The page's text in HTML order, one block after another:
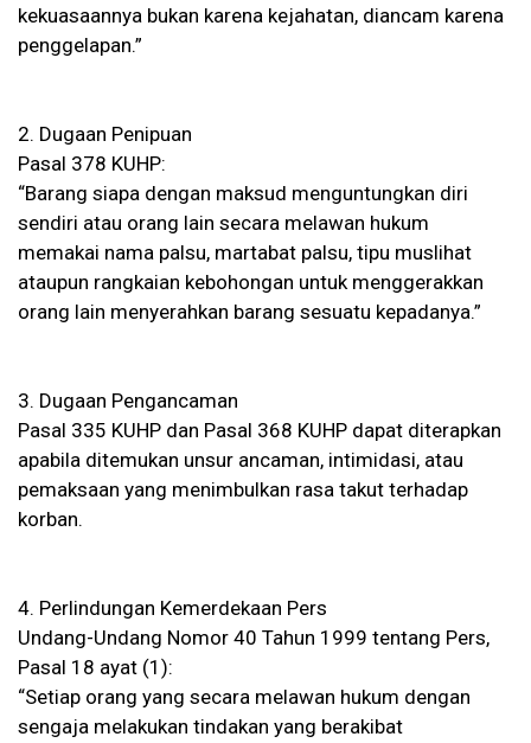
kekuasaannya bukan karena kejahatan, diancam karena
penggelapan.”
2. Dugaan Penipuan
Pasal 378 KUHP:
“Barang siapa dengan maksud menguntungkan diri
sendiri atau orang lain secara melawan hukum
memakai nama palsu, martabat palsu, tipu muslihat
ataupun rangkaian kebohongan untuk menggerakkan
orang lain menyerahkan barang sesuatu kepadanya.”
3. Dugaan Pengancaman
Pasal 335 KUHP dan Pasal 368 KUHP dapat diterapkan
apabila ditemukan unsur ancaman, intimidasi, atau
pemaksaan yang menimbulkan rasa takut terhadap
korban.
4. Perlindungan Kemerdekaan Pers
Undang-Undang Nomor 40 Tahun 1999 tentang Pers,
Pasal 18 ayat (1):
“Setiap orang yang secara melawan hukum dengan
sengaja melakukan tindakan yang berakibat